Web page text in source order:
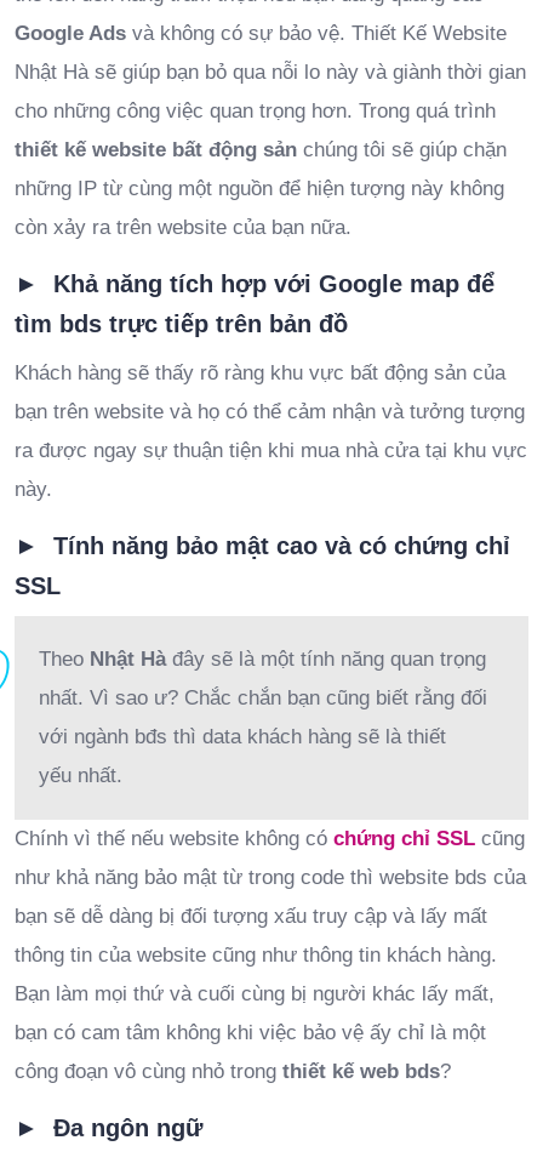
Google Ads và không có sự bảo vệ. Thiết Kế Website
Nhật Hà sẽ giúp bạn bỏ qua nỗi lo này và giành thời gian
cho những công việc quan trọng hơn. Trong quá trình
thiết kế website bất động sản chúng tôi sẽ giúp chặn
những IP từ cùng một nguồn để hiện tượng này không
còn xảy ra trên website của bạn nữa.
► Khả năng tích hợp với Google map để
tìm bds trực tiếp trên bản đồ
Khách hàng sẽ thấy rõ ràng khu vực bất động sản của
bạn trên website và họ có thể cảm nhận và tưởng tượng
ra được ngay sự thuận tiện khi mua nhà cửa tại khu vực
này.
► Tính năng bảo mật cao và có chứng chỉ
SSL
Theo Nhật Hà đây sẽ là một tính năng quan trọng
nhất. Vì sao ư? Chắc chắn bạn cũng biết rằng đối
với ngành bđs thì data khách hàng sẽ là thiết
yếu nhất.
Chính vì thế nếu website không có chứng chỉ SSL cũng
như khả năng bảo mật từ trong code thì website bds của
bạn sẽ dễ dàng bị đối tượng xấu truy cập và lấy mất
thông tin của website cũng như thông tin khách hàng.
Bạn làm mọi thứ và cuối cùng bị người khác lấy mất,
bạn có cam tâm không khi việc bảo vệ ấy chỉ là một
công đoạn vô cùng nhỏ trong thiết kế web bds?
► Đa ngôn ngữ